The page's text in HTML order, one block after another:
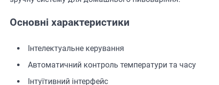
Основні характеристики
Інтелектуальне керування
Автоматичний контроль температури та часу
Інтуїтивний інтерфейс